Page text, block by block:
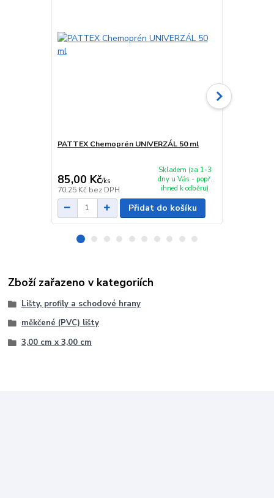
PATTEX Chemoprén UNIVERZÁL 50 ml
85,00 Kč/ks
70,25 Kč bez DPH
Skladem (za 1-3
dny u Vás - popř.
ihned k odběru)
Přidat do košíku
Zboží zařazeno v kategoriích
Lišty, profily a schodové hrany
měkčené (PVC) lišty
3,00 cm x 3,00 cm